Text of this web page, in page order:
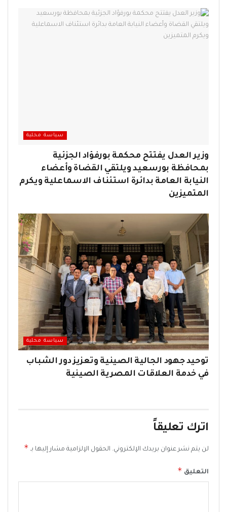
سياسة محلية
وزير العدل يفتتح محكمة بورفؤاد الجزئية
بمحافظة بورسعيد ويلتقي القضاة وأعضاء
النيابة العامة بدائرة استئناف الاسماعلية ويكرم
المتميزين
سياسة محلية
توحيد جهود الجالية الصينية وتعزيز دور الشباب
في خدمة العلاقات المصرية الصينية
اترك تعليقاً
لن يتم نشر عنوان بريدك الإلكتروني. الحقول الإلزامية مشار إليها بـ *
التعليق *